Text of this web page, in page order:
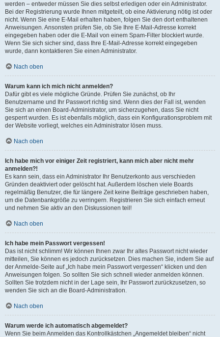
werden – entweder müssen Sie dies selbst erledigen oder ein Administrator.
Bei der Registrierung wurde Ihnen mitgeteilt, ob eine Aktivierung nötig ist oder
nicht. Wenn Sie eine E-Mail erhalten haben, folgen Sie den dort enthaltenen
Anweisungen. Ansonsten prüfen Sie, ob Sie Ihre E-Mail-Adresse korrekt
eingegeben haben oder die E-Mail von einem Spam-Filter blockiert wurde.
Wenn Sie sich sicher sind, dass Ihre E-Mail-Adresse korrekt eingegeben
wurde, dann kontaktieren Sie einen Administrator.
Nach oben
Warum kann ich mich nicht anmelden?
Dafür gibt es viele mögliche Gründe. Prüfen Sie zunächst, ob Ihr
Benutzername und Ihr Passwort richtig sind. Wenn dies der Fall ist, wenden
Sie sich an einen Board-Administrator, um sicherzugehen, dass Sie nicht
gesperrt wurden. Es ist ebenfalls möglich, dass ein Konfigurationsproblem mit
der Website vorliegt, welches ein Administrator lösen muss.
Nach oben
Ich habe mich vor einiger Zeit registriert, kann mich aber nicht mehr
anmelden?!
Es kann sein, dass ein Administrator Ihr Benutzerkonto aus verschieden
Gründen deaktiviert oder gelöscht hat. Außerdem löschen viele Boards
regelmäßig Benutzer, die für längere Zeit keine Beiträge geschrieben haben,
um die Datenbankgröße zu verringern. Registrieren Sie sich einfach erneut
und nehmen Sie aktiv an den Diskussionen teil!
Nach oben
Ich habe mein Passwort vergessen!
Das ist nicht schlimm! Wir können Ihnen zwar Ihr altes Passwort nicht wieder
mitteilen, Sie können es jedoch zurücksetzen. Dies machen Sie, indem Sie auf
der Anmelde-Seite auf „Ich habe mein Passwort vergessen“ klicken und den
Anweisungen folgen. So sollten Sie sich schnell wieder anmelden können.
Sollten Sie trotzdem nicht in der Lage sein, Ihr Passwort zurückzusetzen, so
wenden Sie sich an die Board-Administration.
Nach oben
Warum werde ich automatisch abgemeldet?
Wenn Sie beim Anmelden das Kontrollkästchen „Angemeldet bleiben“ nicht